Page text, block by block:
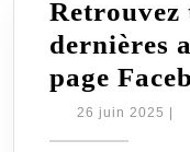
Retrouvez
dernières
page
26 juin 2025 26